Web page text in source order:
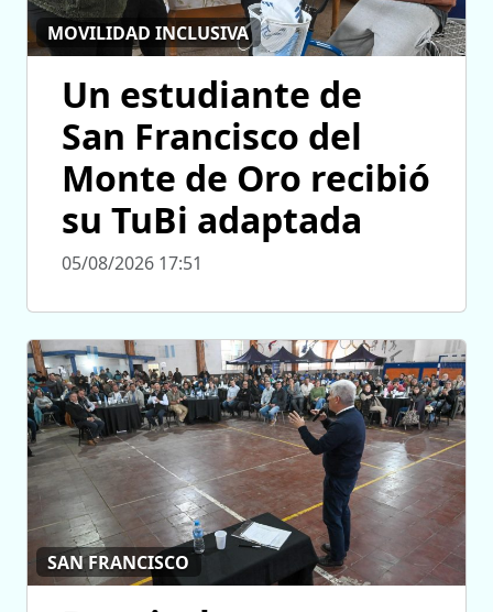
MOVILIDAD INCLUSIVA
Un estudiante de
San Francisco del
Monte de Oro recibió
su TuBi adaptada
05/08/2026 17:51
SAN FRANCISCO